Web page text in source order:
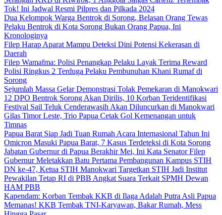
Tok! Ini Jadwal Resmi Pilpres dan Pilkada 2024
Dua Kelompok Warga Bentrok di Sorong, Belasan Orang Tewas
Pelaku Bentrok di Kota Sorong Bukan Orang Papua, Ini
Kronologinya
Filep Harap Aparat Mampu Deteksi Dini Potensi Kekerasan di
Daerah
Filep Wamafma: Polisi Penangkap Pelaku Layak Terima Reward
Polisi Ringkus 2 Terduga Pelaku Pembunuhan Khani Rumaf di
Sorong
Sejumlah Massa Gelar Demonstrasi Tolak Pemekaran di Manokwari
12 DPO Bentrok Sorong Akan Dirilis, 10 Korban Teridentifikasi
Festival Sail Teluk Cenderawasih Akan Diluncurkan di Manokwari
Gilas Timor Leste, Trio Papua Cetak Gol Kemenangan untuk
Timnas
Papua Barat Siap Jadi Tuan Rumah Acara Internasional Tahun Ini
Omicron Masuki Papua Barat, 7 Kasus Terdeteksi di Kota Sorong
Jabatan Gubernur di Papua Berakhir Mei, Ini Kata Senator Filep
Gubernur Meletakkan Batu Pertama Pembangunan Kampus STIH
DN ke-47, Ketua STIH Manokwari Targetkan STIH Jadi Institut
Pewakilan Tetap RI di PBB Angkat Suara Terkait SPMH Dewan
HAM PBB
Kapendam: Korban Tembak KKB di Ilaga Adalah Putra Asli Papua
Memanas! KKB Tembak TNI-Karyawan, Bakar Rumah, Mess